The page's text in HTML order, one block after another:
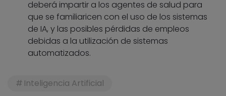
deberá impartir a los agentes de salud para
que se familiaricen con el uso de los sistemas
de IA, y las posibles pérdidas de empleos
debidas a la utilización de sistemas
automatizados.
Inteligencia Artificial